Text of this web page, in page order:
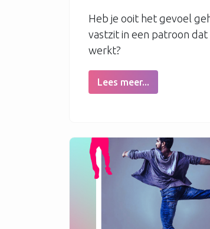
Heb je ooit het gevoel
vastzit in een patroon
werkt?
Lees meer...